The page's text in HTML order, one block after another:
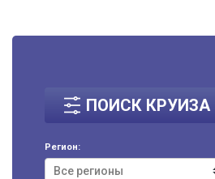
ПОИСК КРУИЗА
Регион: